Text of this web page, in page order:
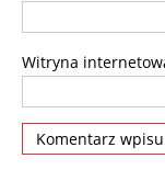
Witryna